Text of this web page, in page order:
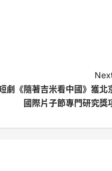
劇《隨著吉米看中國》獲北
國際片子節專門研究獎